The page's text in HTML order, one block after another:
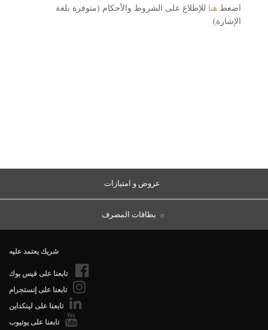
اضغط هنا للإطلاع على الشروط والأحكام (متوفرة بلغة
الإشارة)
عروض و امتيازات
بطاقات المصرف
شريك يعتمد عليه
تابعنا على فيس بوك
تابعنا على إنستجرام
تابعنا على لينكداين
تابعنا على يوتيوب